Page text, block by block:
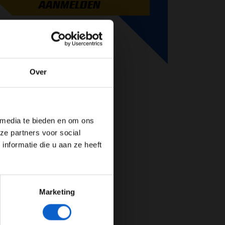
Over
te bieden en om ons
partners voor social
die u aan ze heeft
Marketing
AANMELDEN